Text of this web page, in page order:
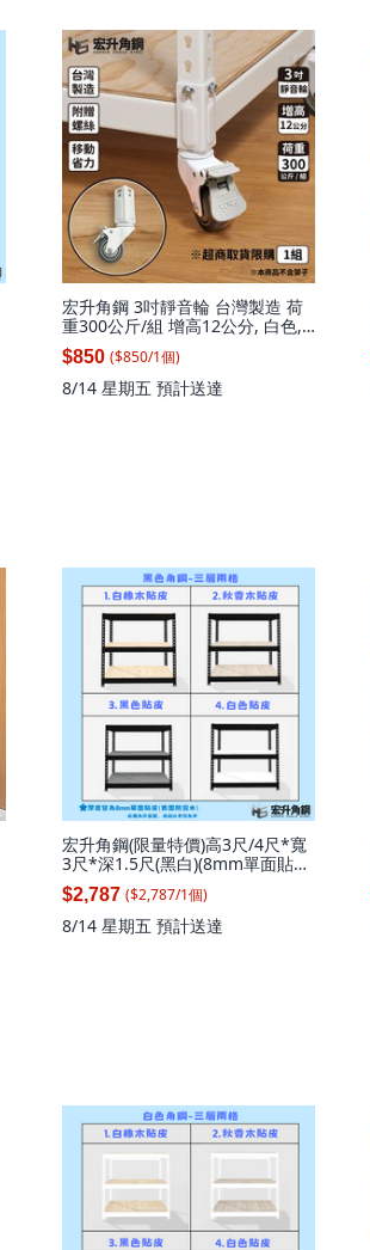
宏升角鋼 3吋靜音輪 台灣製造 荷
重300公斤/組 增高12公分, 白色,
1組
$850 ($850/1個)
8/14 星期五 預計送達
宏升角鋼(限量特價)高3尺/4尺*寬
3尺*深1.5尺(黑白)(8mm單面貼皮
板)火速到貨免螺絲角鋼收納架, 白
皮板(黑色)高122寬92.4*深47.1(3
層)(無補強), 1套
$2,787 ($2,787/1個)
8/14 星期五 預計送達